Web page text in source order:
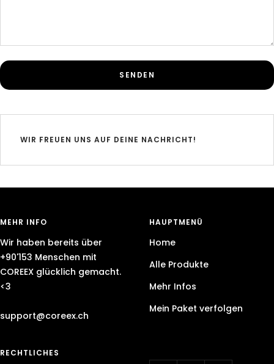
SENDEN
WIR FREUEN UNS AUF DEINE NACHRICHT!
MEHR INFO
Wir haben bereits über
+90'153 Menschen mit
COREEX glücklich gemacht.
<3
support@coreex.ch
HAUPTMENÜ
Home
Alle Produkte
Mehr Infos
Mein Paket verfolgen
RECHTLICHES